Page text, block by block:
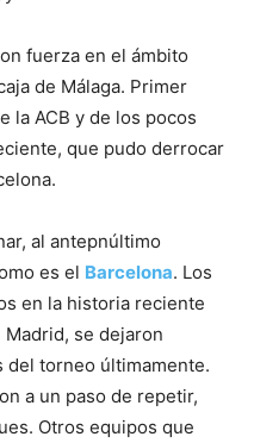
fuerza en el ámbito
de Málaga. Primer
la ACB y de los pocos
que pudo derrocar
al antepnúltimo
es el Barcelona. Los
en la historia reciente
se dejaron
del torneo últimamente.
a un paso de repetir,
Otros equipos que